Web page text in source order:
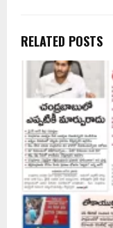
RELATED POSTS